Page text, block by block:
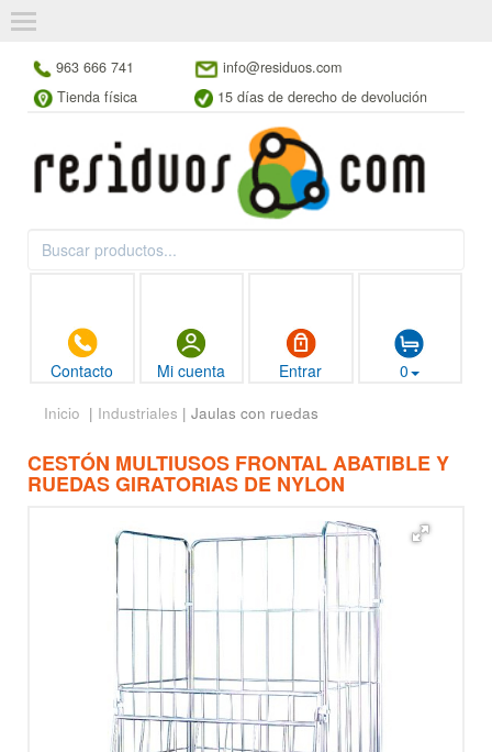
963 666 741
info@residuos.com
Tienda física
15 días de derecho de devolución
Contacto Mi cuenta Entrar 0
Inicio | Industriales | Jaulas con ruedas
CESTÓN MULTIUSOS FRONTAL ABATIBLE Y
RUEDAS GIRATORIAS DE NYLON